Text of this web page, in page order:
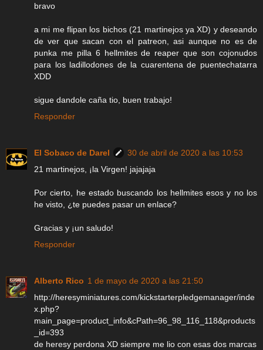
bravo
a mi me flipan los bichos (21 martinejos ya XD) y deseando
de ver que sacan con el patreon, asi aunque no es de
punka me pilla 6 hellmites de reaper que son cojonudos
para los ladillodones de la cuarentena de puentechatarra
XDD
sigue dandole caña tio, buen trabajo!
Responder
El Sobaco de Darel
30 de abril de 2020 a las 10:53
21 martinejos, ¡la Virgen! jajajaja
Por cierto, he estado buscando los hellmites esos y no los
he visto, ¿te puedes pasar un enlace?
Gracias y ¡un saludo!
Responder
Alberto Rico 1 de mayo de 2020 a las 21:50
http://heresyminiatures.com/kickstarterpledgemanager/inde
x.php?
main_page=product_info&cPath=96_98_116_118&products
_id=393
de heresy perdona XD siempre me lio con esas dos marcas